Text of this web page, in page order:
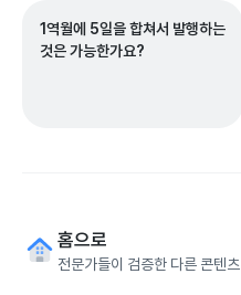
1역월에 5일을 합쳐서 발행하는
것은 가능한가요?
홈으로
전문가들이 검증한 다른 콘텐